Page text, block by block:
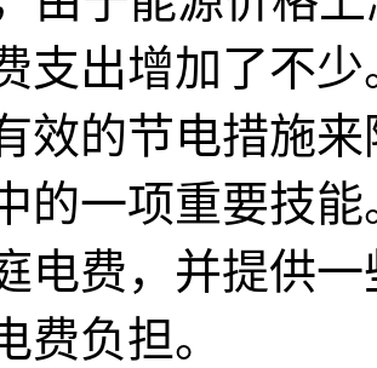
支出增加了不
效的节电措施
的一项重要技
电费，并提供
费负担。